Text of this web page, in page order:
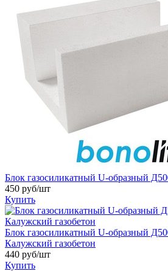
Блок газосиликатный U-образный
450 руб/шт
Купить
Блок газосиликатный U-образный
Калужский газобетон
440 руб/шт
Купить